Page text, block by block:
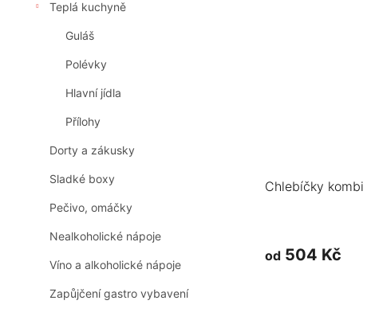
Teplá kuchyně
Guláš
Polévky
Hlavní jídla
Přílohy
Dorty a zákusky
Sladké boxy
Pečivo, omáčky
Nealkoholické nápoje
Víno a alkoholické nápoje
Zapůjčení gastro vybavení
Chlebíčky
od 504 Kč